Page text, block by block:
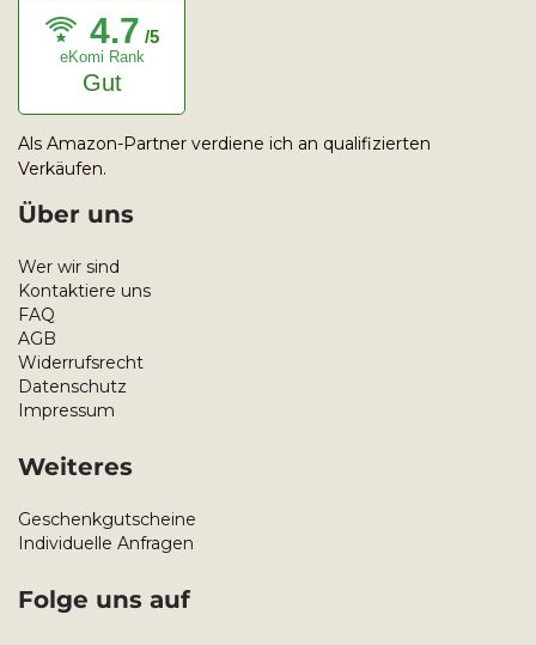
4.7 /5
eKomi Rank
Gut
Als Amazon-Partner verdiene ich an qualifizierten
Verkäufen.
Über uns
Wer wir sind
Kontaktiere uns
FAQ
AGB
Widerrufsrecht
Datenschutz
Impressum
Weiteres
Geschenkgutscheine
Individuelle Anfragen
Folge uns auf